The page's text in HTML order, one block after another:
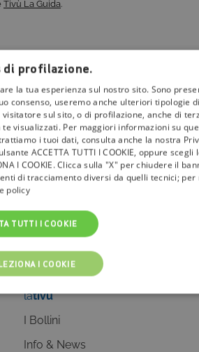
Tivù La Guida.
lativù
I Bollini
Info & News
di profilazione.
la tua esperienza sul nostro sito. Sono
consenso, useremo anche ulteriori tipologie
sul sito, o di profilazione, anche di
visualizzati. Per maggiori informazioni su
i tuoi dati, consulta anche la nostra
ACCETTA TUTTI I COOKIE, oppure
I COOKIE. Clicca sulla "X" per chiudere il
di tracciamento diversi da quelli tecnici;
policy
TUTTI I COOKIE
I COOKIE
COOKIE DI PROFILAZIONE